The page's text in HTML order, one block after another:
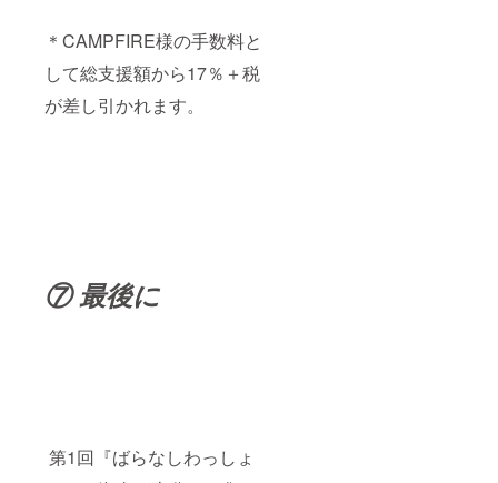
＊CAMPFIRE様の手数料と
して総支援額から17％＋税
が差し引かれます。
⑦ 最後に
第1回『ばらなしわっしょ